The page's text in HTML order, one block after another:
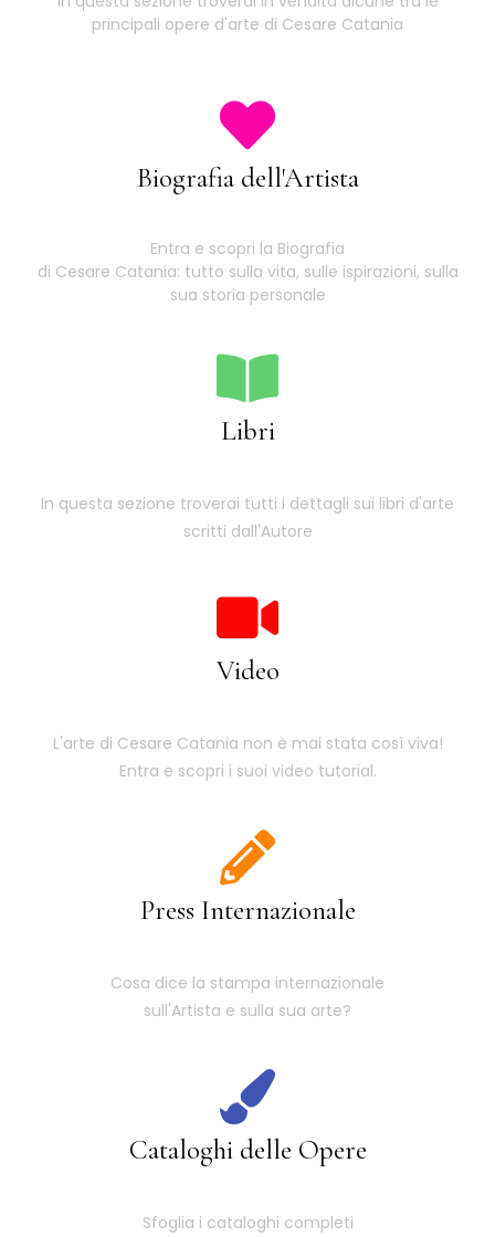
principali opere d'arte di Cesare Catania
Biografia dell'Artista
Entra e scopri la Biografia
di Cesare Catania: tutto sulla vita, sulle ispirazioni, sulla
sua storia personale
Libri
In questa sezione troverai tutti i dettagli sui libri d'arte
scritti dall'Autore
Video
L'arte di Cesare Catania non è mai stata così viva!
Entra e scopri i suoi video tutorial.
Press Internazionale
Cosa dice la stampa internazionale
sull'Artista e sulla sua arte?
Cataloghi delle Opere
Sfoglia i cataloghi completi